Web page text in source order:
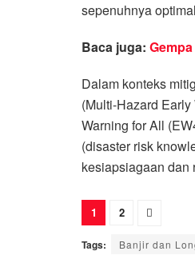
sepenuhnya
Baca juga:
Dalam konteks
(Multi-Hazard
Warning for All
(disaster risk
kesiapsiagaan dan
1 2
Tags: Banjir dan